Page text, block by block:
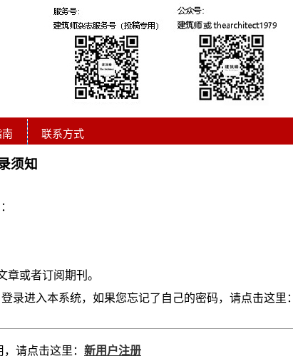
南 联系方式
须知
章或者订阅期刊。
录进入本系统，如果您忘记了自己的密码，请点击这里：
请点击这里： 新用户注册